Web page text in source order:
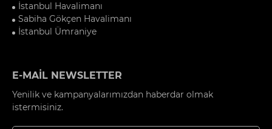
İstanbul Havalimanı
Sabiha Gökçen Havalimanı
İstanbul Ümraniye
E-MAİL NEWSLETTER
Yenilik ve kampanyalarımızdan haberdar olmak
istermisiniz.